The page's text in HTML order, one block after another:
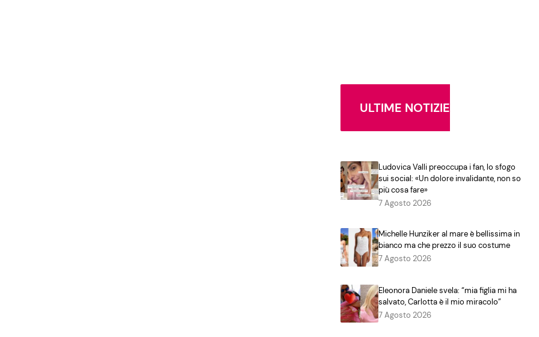
ULTIME NOTIZIE
Ludovica Valli preoccupa i fan, lo sfogo
sui social: «Un dolore invalidante, non so
più cosa fare»
7 Agosto 2026
Michelle Hunziker al mare è bellissima in
bianco ma che prezzo il suo costume
7 Agosto 2026
Eleonora Daniele svela: “mia figlia mi ha
salvato, Carlotta è il mio miracolo”
7 Agosto 2026